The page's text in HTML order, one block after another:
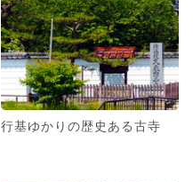
行基ゆかりの歴史ある古寺